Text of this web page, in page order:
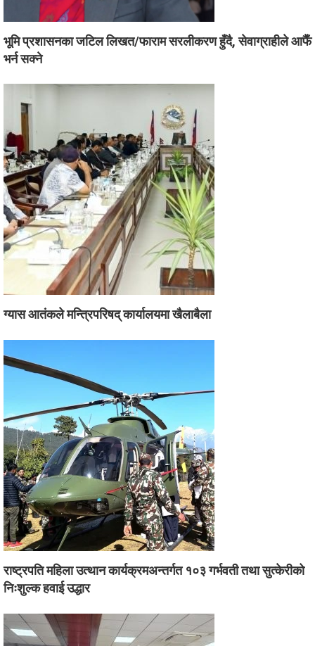
भूमि प्रशासनका जटिल लिखत/फाराम सरलीकरण हुँदै, सेवाग्राहीले आफैँ
भर्न सक्ने
ग्यास आतंकले मन्त्रिपरिषद् कार्यालयमा खैलाबैला
राष्ट्रपति महिला उत्थान कार्यक्रमअन्तर्गत १०३ गर्भवती तथा सुत्केरीको
निःशुल्क हवाई उद्धार